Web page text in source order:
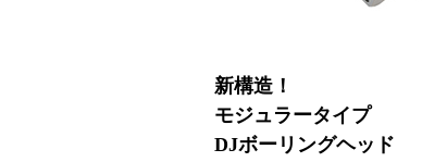
新構造！
モジュラータイプ
DJボーリングヘッド